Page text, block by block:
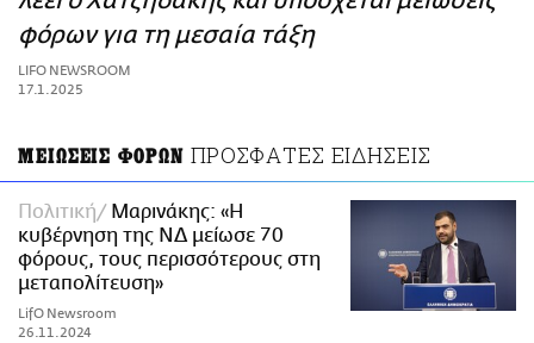
ΑΜΠΑ
PRINT
φόρων για τη μεσαία τάξη
LIFO NEWSROOM
17.1.2025
ΜΕΙΩΣΕΙΣ ΦΟΡΩΝ ΠΡΟΣΦΑΤΕΣ ΕΙΔΗΣΕΙΣ
Πολιτική
Μαρινάκης: «Η
κυβέρνηση της ΝΔ μείωσε 70
φόρους, τους περισσότερους στη
μεταπολίτευση»
LifO Newsroom
26.11.2024